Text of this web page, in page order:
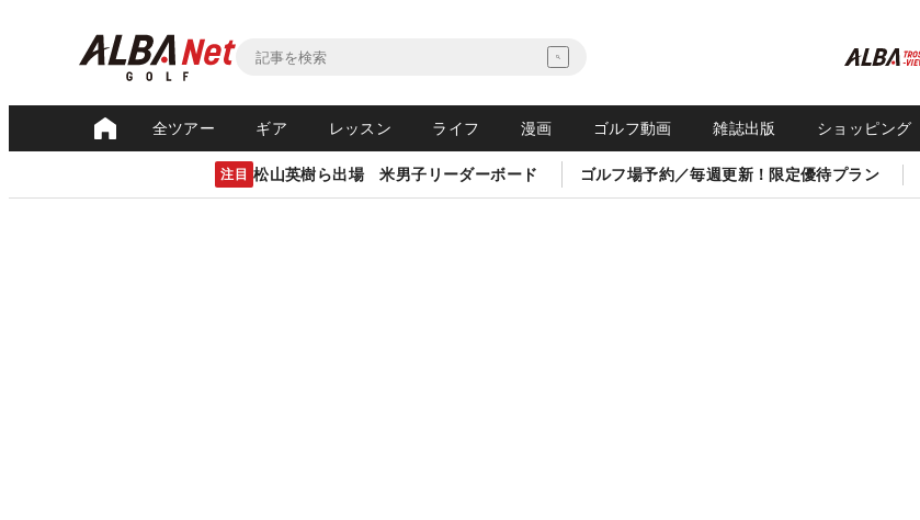
全ツアー ギア レッスン ライフ 漫画 ゴルフ動画 雑誌出版 ショッピング
注目 松山英樹ら出場 米男子リーダーボード ゴルフ場予約／毎週更新！限定優待プラン